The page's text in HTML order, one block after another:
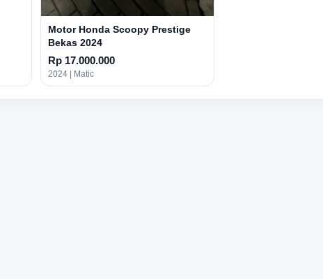
Motor Honda Scoopy Prestige
Bekas 2024
Rp 17.000.000
2024 | Matic